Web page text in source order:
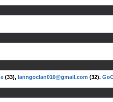
(33), lanngoclan010@gmail.com (32),